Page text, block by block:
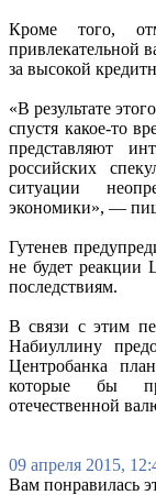
Кроме того,
привлекательной
за высокой
«В результате
спустя какое-то
представляют
российских
ситуации
экономики», —
Гутенев
не будет реакции
последствиям.
В связи с этим
Набиуллину
Центробанка
которые бы
отечественной
09 апреля 2015,
Вам понравилась